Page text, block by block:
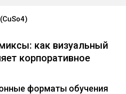
как визуальный
корпоративное
форматы обучения